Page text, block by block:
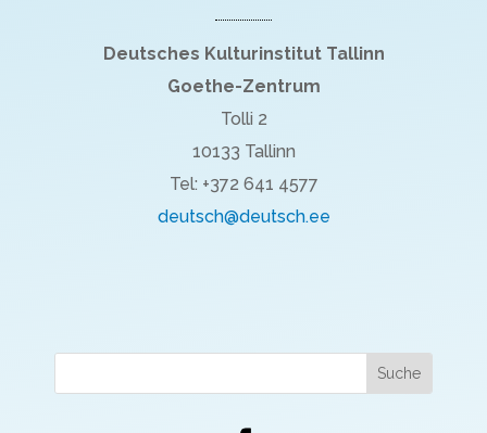
Deutsches Kulturinstitut Tallinn
Goethe-Zentrum
Tolli 2
10133 Tallinn
Tel: +372 641 4577
deutsch@deutsch.ee